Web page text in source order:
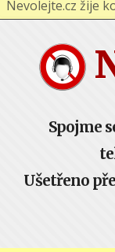
Spojme
Ušetřeno
Nevolejte.cz žije